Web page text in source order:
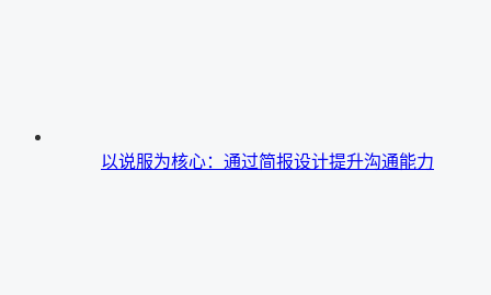
以说服为核心：通过简报设计提升沟通能力